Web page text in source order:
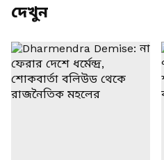
দেখুন